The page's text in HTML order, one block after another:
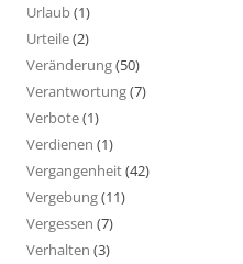
Urlaub(1)
Urteile(2)
Veränderung(50)
Verantwortung(7)
Verbote(1)
Verdienen (1)
Vergangenheit(42)
Vergebung(11)
Vergessen (7)
Verhalten (3)